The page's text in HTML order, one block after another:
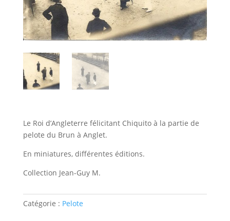
Le Roi d’Angleterre félicitant Chiquito à la partie de
pelote du Brun à Anglet.
En miniatures, différentes éditions.
Collection Jean-Guy M.
Catégorie : Pelote